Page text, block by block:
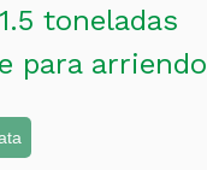
toneladas
para arriendo